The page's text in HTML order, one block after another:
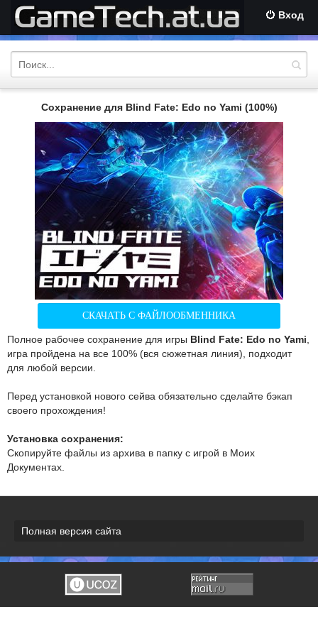
Вход
Сохранение для Blind Fate: Edo no Yami (100%)
СКАЧАТЬ С ФАЙЛООБМЕННИКА
Полное рабочее сохранение для игры Blind Fate: Edo no Yami
игра пройдена на все 100% (вся сюжетная линия), подходит
для любой версии.
Перед установкой нового сейва обязательно сделайте бэкап
своего прохождения!
Установка сохранения:
Скопируйте файлы из архива в папку с игрой в Моих
Документах.
Полная версия сайта